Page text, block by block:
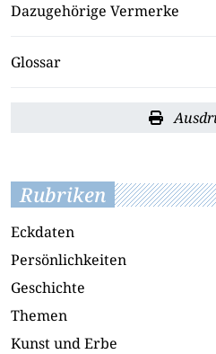
Dazugehörige Vermerke
Glossar
Rubriken
Eckdaten
Persönlichkeiten
Geschichte
Themen
Kunst und Erbe